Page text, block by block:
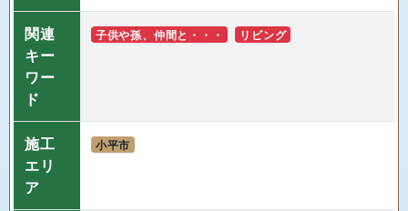
関連
キー
ワー
ド
子供や孫、仲間と・・・ リビング
施工
エリ
ア
小平市